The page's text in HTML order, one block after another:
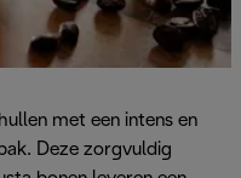
met een intens en
Deze zorgvuldig